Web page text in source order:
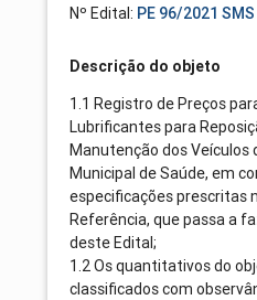
Nº Edital: PE 96/2021 SMS
Descrição do objeto
1.1 Registro de Preços
Lubrificantes para
Manutenção dos Veículos
Municipal de Saúde, em
especificações prescritas
Referência, que passa a
deste Edital;
1.2 Os quantitativos do
classificados com